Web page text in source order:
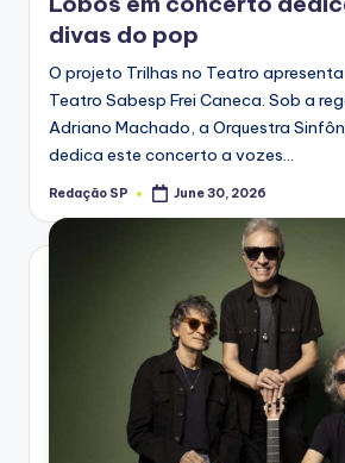
divas do pop
O projeto Trilhas no Teatro
Teatro Sabesp Frei Caneca. Sob a
Adriano Machado, a Orquestra
dedica este concerto a vozes…
Posted
Redação SP June 30, 2026